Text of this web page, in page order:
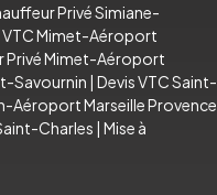
Privé Simiane-
VTC Mimet-Aéroport
Privé Mimet-Aéroport
Savournin | Devis VTC Saint-
Aéroport Marseille Provence
Charles | Mise à